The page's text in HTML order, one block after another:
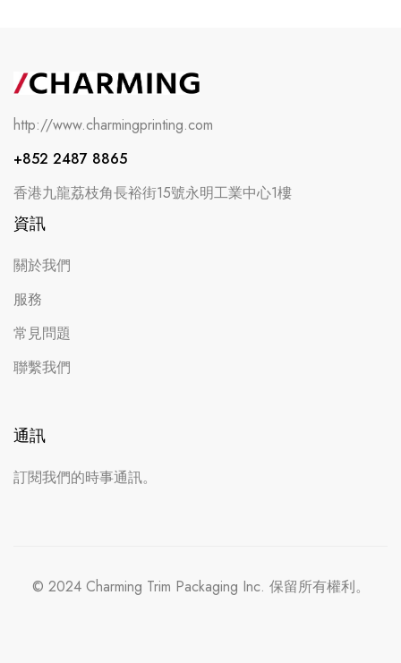
http://www.charmingprinting.com
+852 2487 8865
香港九龍荔枝角長裕街15號永明工業中心1樓
資訊
關於我們
服務
常見問題
聯繫我們
通訊
訂閱我們的時事通訊。
© 2024 Charming Trim Packaging Inc. 保留所有權利。